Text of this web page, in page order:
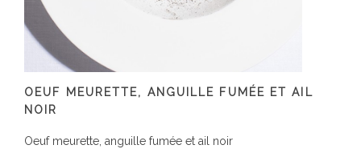
OEUF MEURETTE, ANGUILLE FUMÉE ET AIL
NOIR
Oeuf meurette, anguille fumée et ail noir